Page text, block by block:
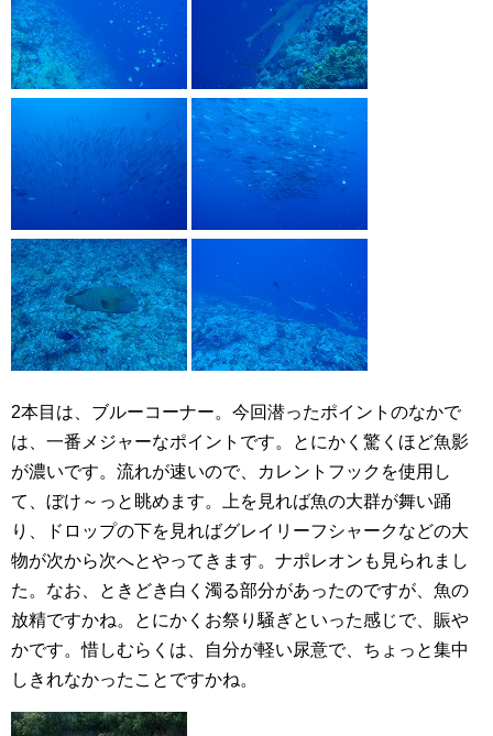
2本目は、ブルーコーナー。今回潜ったポイントのなかで
は、一番メジャーなポイントです。とにかく驚くほど魚影
が濃いです。流れが速いので、カレントフックを使用し
て、ぼけ～っと眺めます。上を見れば魚の大群が舞い踊
り、ドロップの下を見ればグレイリーフシャークなどの大
物が次から次へとやってきます。ナポレオンも見られまし
た。なお、ときどき白く濁る部分があったのですが、魚の
放精ですかね。とにかくお祭り騒ぎといった感じで、賑や
かです。惜しむらくは、自分が軽い尿意で、ちょっと集中
しきれなかったことですかね。